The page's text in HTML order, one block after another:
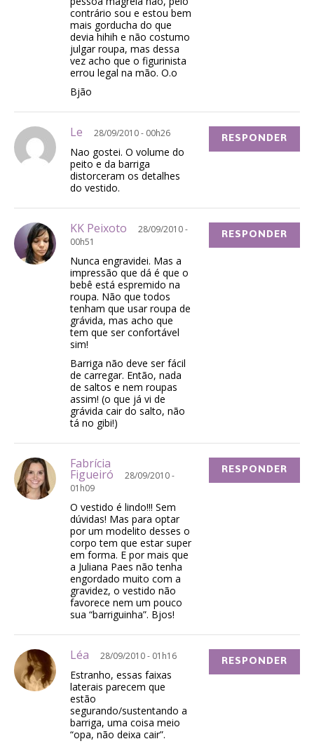
contrário sou e estou bem
mais gorducha do que
devia hihih e não costumo
julgar roupa, mas dessa
vez acho que o figurinista
errou legal na mão. O.o
Bjão
Le 28/09/2010 - 00h26
Nao gostei. O volume do
peito e da barriga
distorceram os detalhes
do vestido.
RESPONDER
KK Peixoto
28/09/2010 -
00h51
Nunca engravidei. Mas a
impressão que dá é que o
bebê está espremido na
roupa. Não que todos
tenham que usar roupa de
grávida, mas acho que
tem que ser confortável
sim!
Barriga não deve ser fácil
de carregar. Então, nada
de saltos e nem roupas
assim! (o que já vi de
grávida cair do salto, não
tá no gibi!)
RESPONDER
Fabrícia
Figueiró
28/09/2010 -
01h09
O vestido é lindo!!! Sem
dúvidas! Mas para optar
por um modelito desses o
corpo tem que estar super
em forma. E por mais que
a Juliana Paes não tenha
engordado muito com a
gravidez, o vestido não
favorece nem um pouco
sua “barriguinha”. Bjos!
RESPONDER
Léa 28/09/2010 - 01h16
Estranho, essas faixas
laterais parecem que
estão
segurando/sustentando a
barriga, uma coisa meio
“opa, não deixa cair”.
RESPONDER